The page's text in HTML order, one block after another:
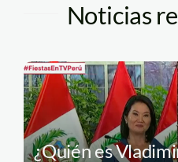
Noticias
¿Quién es